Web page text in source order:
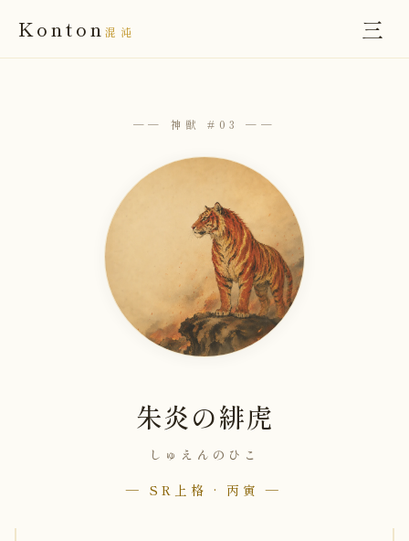
Konton 混沌 三
── 神獣 #03 ──
朱炎の緋虎
しゅえんのひこ
— SR上格 · 丙寅 —